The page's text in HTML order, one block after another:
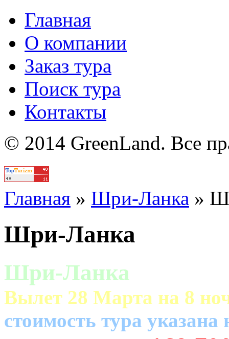
Главная
О компании
Заказ тура
Поиск тура
Контакты
© 2014 GreenLand. Все
Главная » Шри-Ланка »
Шри-Ланка
Шри-Ланка
Вылет 28 Марта на 8
cтоимость тура